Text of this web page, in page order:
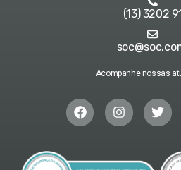
(13) 3202
Acompanhe nossas